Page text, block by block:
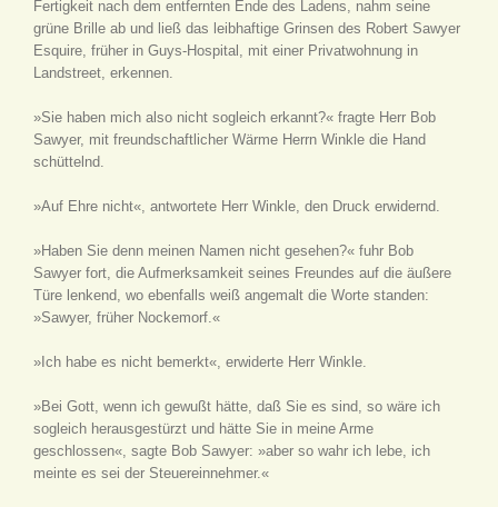
Fertigkeit nach dem entfernten Ende des Ladens, nahm seine
grüne Brille ab und ließ das leibhaftige Grinsen des Robert Sawyer
Esquire, früher in Guys-Hospital, mit einer Privatwohnung in
Landstreet, erkennen.
»Sie haben mich also nicht sogleich erkannt?« fragte Herr Bob
Sawyer, mit freundschaftlicher Wärme Herrn Winkle die Hand
schüttelnd.
»Auf Ehre nicht«, antwortete Herr Winkle, den Druck erwidernd.
»Haben Sie denn meinen Namen nicht gesehen?« fuhr Bob
Sawyer fort, die Aufmerksamkeit seines Freundes auf die äußere
Türe lenkend, wo ebenfalls weiß angemalt die Worte standen:
»Sawyer, früher Nockemorf.«
»Ich habe es nicht bemerkt«, erwiderte Herr Winkle.
»Bei Gott, wenn ich gewußt hätte, daß Sie es sind, so wäre ich
sogleich herausgestürzt und hätte Sie in meine Arme
geschlossen«, sagte Bob Sawyer: »aber so wahr ich lebe, ich
meinte es sei der Steuereinnehmer.«